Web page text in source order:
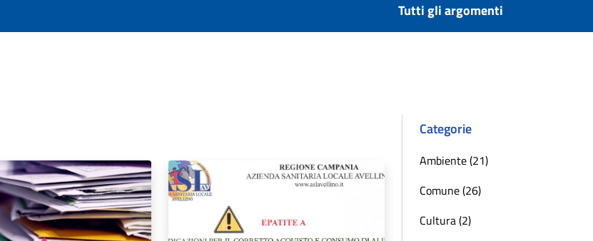
Tutti gli argomenti
Categorie
Ambiente (21)
Comune (26)
Cultura (2)